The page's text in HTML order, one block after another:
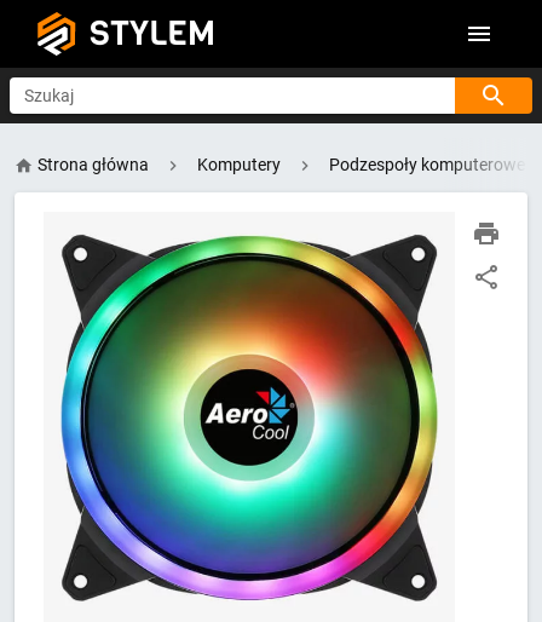
STYLEM
Szukaj
Strona główna Komputery Podzespoły komputerowe